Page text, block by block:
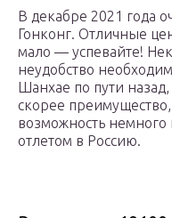
В декабре 2021 года
Гонконг. Отличные
мало — успевайте!
неудобство
Шанхае по пути
скорее преимущество,
возможность немного
отлетом в Россию.